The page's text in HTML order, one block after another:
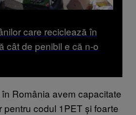
care reciclează în
cât de penibil e că n-o
România avem capacitate
pentru codul 1PET și foarte